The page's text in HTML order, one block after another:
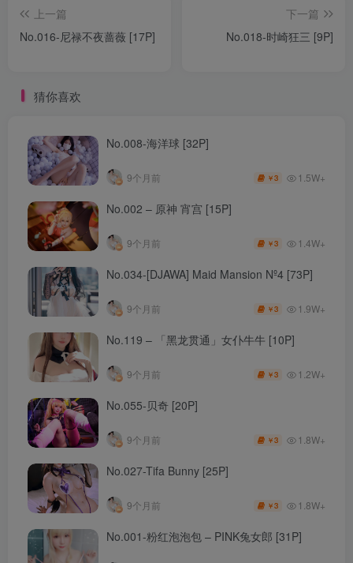
上一篇
No.016-尼禄不夜蔷薇 [17P]
下一篇
No.018-时崎狂三 [9P]
猜你喜欢
No.008-海洋球 [32P]
9个月前 ￥3 1.5W+
No.002 – 原神 宵宫 [15P]
9个月前 ￥3 1.4W+
No.034-[DJAWA] Maid Mansion Nº4 [73P]
9个月前 ￥3 1.9W+
No.119 – 「黑龙贯通」女仆牛牛 [10P]
9个月前 ￥3 1.2W+
No.055-贝奇 [20P]
9个月前 ￥3 1.8W+
No.027-Tifa Bunny [25P]
9个月前 ￥3 1.8W+
No.001-粉红泡泡包 – PINK兔女郎 [31P]